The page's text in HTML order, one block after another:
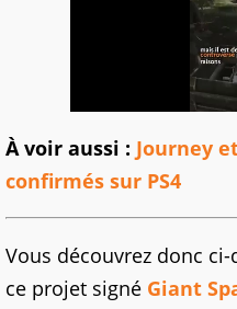
À voir aussi : Journey
confirmés sur PS4
Vous découvrez donc
ce projet signé Giant